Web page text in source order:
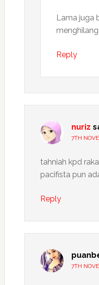
Lama juga
Reply
nuriz
7TH
tahniah kpd
pacifista pun
Reply
7TH